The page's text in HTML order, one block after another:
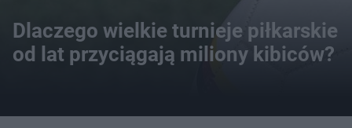
Dlaczego wielkie turnieje piłkarskie
od lat przyciągają miliony kibiców?